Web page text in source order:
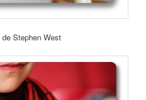
de Stephen West